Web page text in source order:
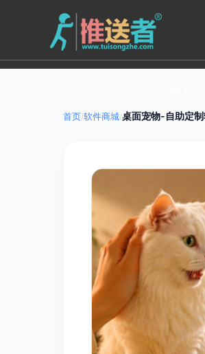
首页/软件商城/桌面宠物-自助定